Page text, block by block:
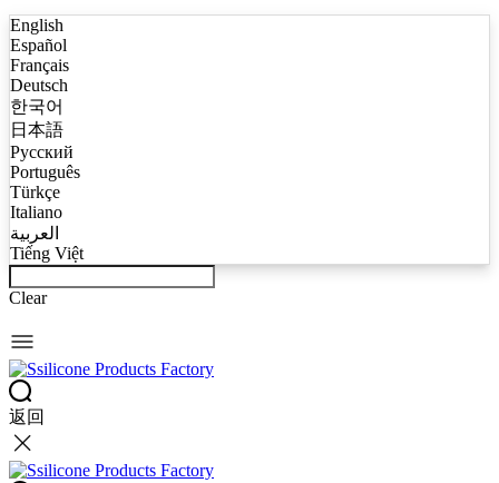
English
Español
Français
Deutsch
한국어
日本語
Русский
Português
Türkçe
Italiano
العربية
Tiếng Việt
Clear
返回